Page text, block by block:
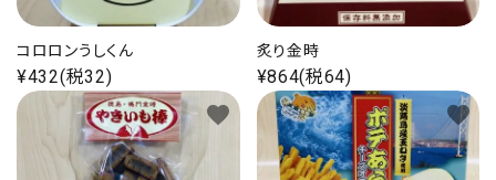
コロロンうしくん
¥432(税32)
炙り金時
¥864(税64)
favorite favorite